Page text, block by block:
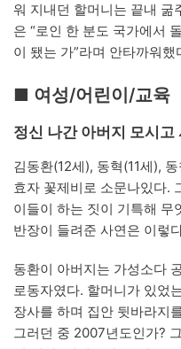
워 지내던 할머니는 끝내 굶
은 “로인 한 분도 국가에서
이 됐는 가”라며 안타까워했
■ 여성/어린이/교육
정신 나간 아버지 모시
김동환(12세), 동혁(11세),
효자 꽃제비로 소문나있다.
이들이 하는 짓이 기특해 무
반장이 들려준 사연은 이렇
동환이 아버지는 가성소다
로동자였다. 할머니가 있었
장사를 하며 집안 뒷바라지
그러던 중 2007년도인가?